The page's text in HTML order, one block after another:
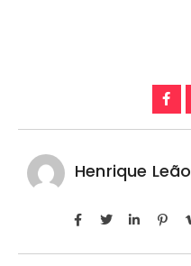
Henrique Leão